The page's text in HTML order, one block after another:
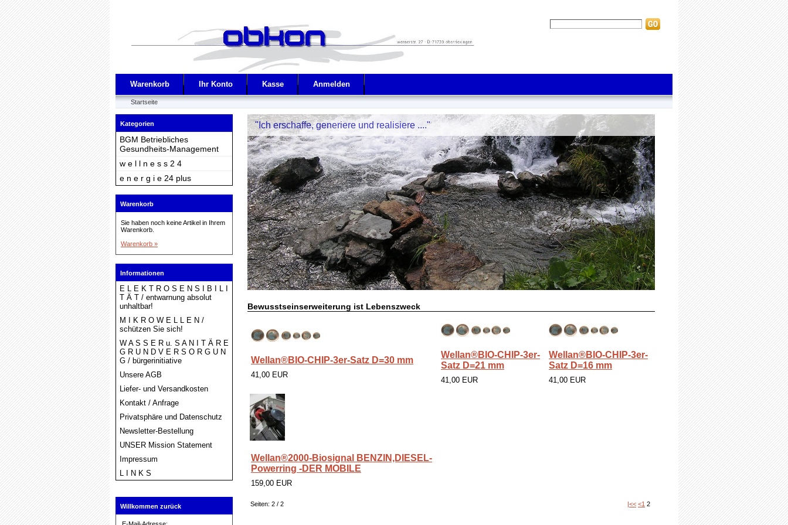
Warenkorb Ihr Konto Kasse Anmelden
Startseite
Kategorien
BGM Betriebliches
Gesundheits-Management
w e l l n e s s 2 4
e n e r g i e 24 plus
Warenkorb
Sie haben noch keine Artikel in Ihrem
Warenkorb.
Warenkorb »
Informationen
E L E K T R O S E N S I B I L I
T Ä T / entwarnung absolut
unhaltbar!
M I K R O W E L L E N /
schützen Sie sich!
W A S S E R u. S A N I T Ä R E
G R U N D V E R S O R G U N
G / bürgerinitiative
Unsere AGB
Liefer- und Versandkosten
Kontakt / Anfrage
Privatsphäre und Datenschutz
Newsletter-Bestellung
UNSER Mission Statement
Impressum
L I N K S
Willkommen zurück
"Ich erschaffe, generiere und realisiere ...."
Bewusstseinserweiterung ist Lebenszweck
Wellan®BIO-CHIP-3er-Satz D=30 mm
41,00 EUR
Wellan®BIO-CHIP-3er-
Satz D=21 mm
41,00 EUR
Wellan®BIO-CHIP-3er-
Satz D=16 mm
41,00 EUR
Wellan®2000-Biosignal BENZIN,DIESEL-
Powerring -DER MOBILE
159,00 EUR
Seiten: 2 / 2 |<< <1 2